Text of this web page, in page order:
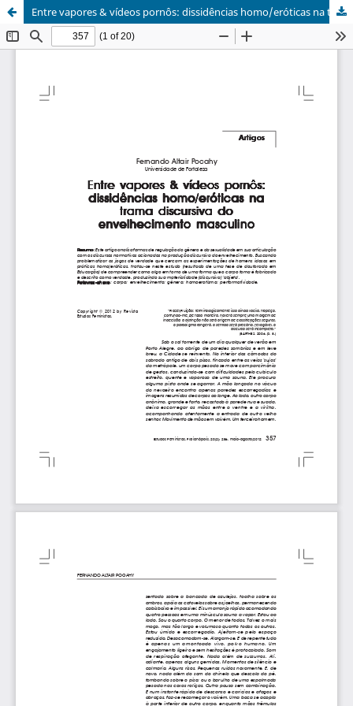
Entre vapores & vídeos pornôs: dissidências homo/eróticas na trama discursiva do envelhecimento masculino